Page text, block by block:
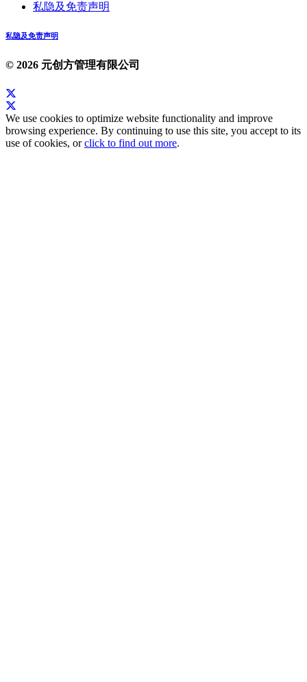
私隐及免责声明
私隐及免责声明
© 2026 元创方管理有限公司
We use cookies to optimize website functionality and improve
browsing experience. By continuing to use this site, you accept to its
use of cookies, orclick to find out more.